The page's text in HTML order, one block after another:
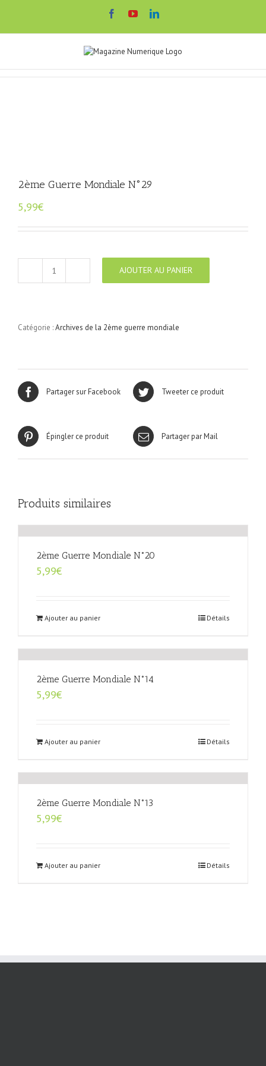
FacebookYouTubeLinkedIn
2ème Guerre Mondiale N°29
5,99€
quantité
N°29
AJOUTER AU PANIER
Catégorie :Archives de la 2ème guerre mondiale
Partager sur Facebook Tweeter ce produit
Épingler ce produit Partager par Mail
Produits similaires
2ème Guerre Mondiale N°20
5,99€
Ajouter au panier Détails
2ème Guerre Mondiale N°14
5,99€
Ajouter au panier Détails
2ème Guerre Mondiale N°13
5,99€
Ajouter au panier Détails